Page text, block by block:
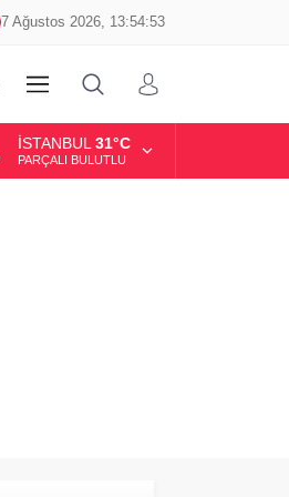
7 Ağustos 2026, 13:54:53
DİĞER
İSTANBUL 31°C
PARÇALI BULUTLU